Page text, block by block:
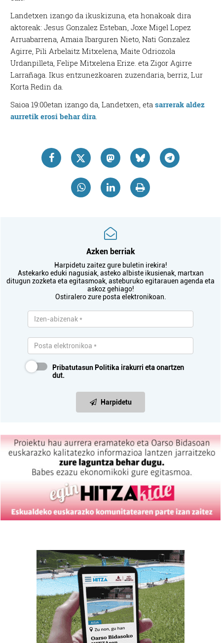
Landetxen izango da ikuskizuna, eta honakoak dira
aktoreak: Jesus Gonzalez Esteban, Joxe Migel Lopez
Arruabarrena, Amaia Ibarguren Nieto, Nati Gonzalez
Agirre, Pili Arbelaitz Mitxelena, Maite Odriozola
Urdanpilleta, Felipe Mitxelena Erize. eta Zigor Agirre
Larrañaga. Ikus entzunezkoaren zuzendaria, berriz, Lur
Korta Redin da.
Saioa 19:00etan izango da, Landetxen, etasarrerak aldez
aurretik erosi behar dira.
Azken berriak
Harpidetu zaitez gure buletin irekira!
Astekarko eduki nagusiak, asteko albiste ikusienak, martxan
ditugun zozketa eta egitasmoak, asteburuko egitarauen agenda eta
askoz gehiago!
Ostiralero zure posta elektronikoan.
Pribatutasun Politika irakurri eta onartzen
dut.
Harpidetu